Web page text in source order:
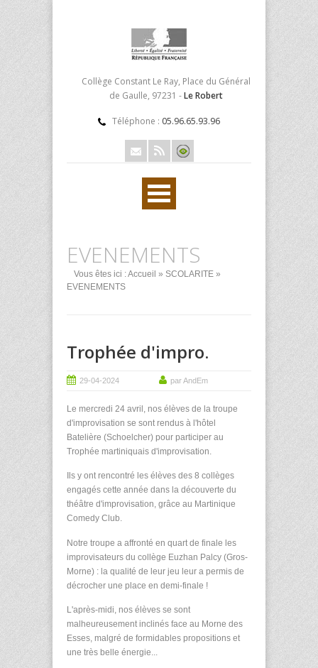
Collège Constant Le Ray, Place du Général
de Gaulle, 97231 -Le Robert
Téléphone : 05.96.65.93.96
EVENEMENTS
Vous êtes ici :Accueil » SCOLARITE »
EVENEMENTS
Trophée d'impro.
29-04-2024 par AndEm
Le mercredi 24 avril, nos élèves de la troupe
d'improvisation se sont rendus à l'hôtel
Batelière (Schoelcher) pour participer au
Trophée martiniquais d'improvisation.
Ils y ont rencontré les élèves des 8 collèges
engagés cette année dans la découverte du
théâtre d'improvisation, grâce au Martinique
Comedy Club.
Notre troupe a affronté en quart de finale les
improvisateurs du collège Euzhan Palcy (Gros-
Morne) : la qualité de leur jeu leur a permis de
décrocher une place en demi-finale !
L'après-midi, nos élèves se sont
malheureusement inclinés face au Morne des
Esses, malgré de formidables propositions et
une très belle énergie...